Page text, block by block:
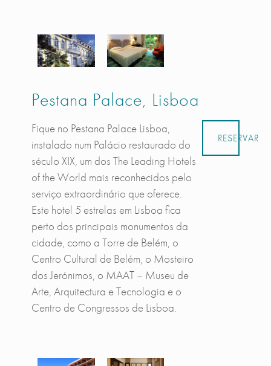
Pestana Palace, Lisboa
Fique no Pestana Palace Lisboa,
instalado num Palácio restaurado do
século XIX, um dos The Leading Hotels
of the World mais reconhecidos pelo
serviço extraordinário que oferece.
Este hotel 5 estrelas em Lisboa fica
perto dos principais monumentos da
cidade, como a Torre de Belém, o
Centro Cultural de Belém, o Mosteiro
dos Jerónimos, o MAAT – Museu de
Arte, Arquitectura e Tecnologia e o
Centro de Congressos de Lisboa.
RESERVAR